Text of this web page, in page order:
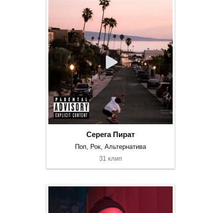
Серега Пират
Поп, Рок, Альтернатива
31 клип